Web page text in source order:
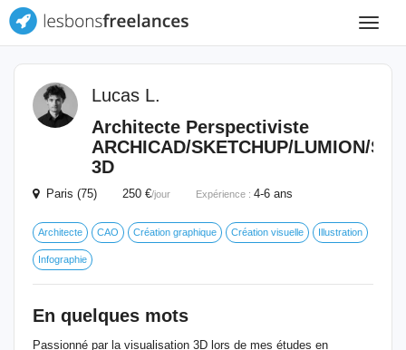
Toggle
Lucas L.
Architecte Perspectiviste
ARCHICAD/SKETCHUP/LUMION/
3D
Paris (75) 250 €/jour Expérience : 4-6 ans
Architecte CAO Création graphique Création visuelle Illustration
Infographie
En quelques mots
Passionné par la visualisation 3D lors de mes études en